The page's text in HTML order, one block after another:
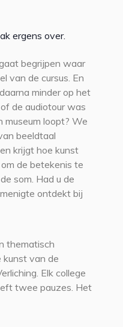
ergens over.
begrijpen waar
van de cursus. En
minder op het
de audiotour was
museum loopt? We
beeldtaal
krijgt hoe kunst
de betekenis te
som. Had u de
ontdekt bij
thematisch
kunst van de
Elk college
twee pauzes. Het